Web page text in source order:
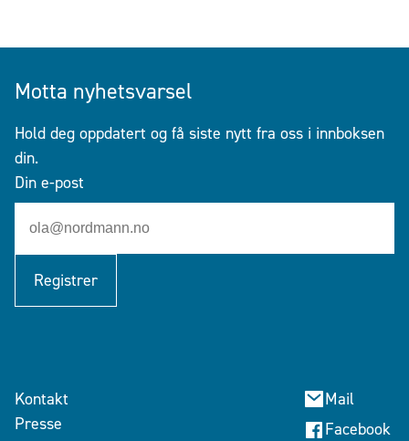
Motta nyhetsvarsel
Hold deg oppdatert og få siste nytt fra oss i innboksen
din.
Din e-post
Registrer
Kontakt
Presse
Mail
Facebook